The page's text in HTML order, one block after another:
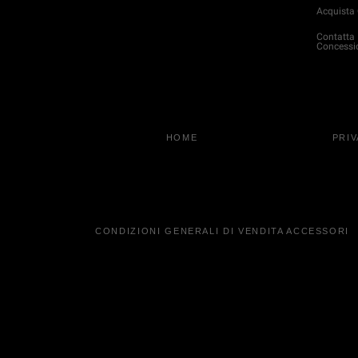
Acquista
Contatta
HOME
CONDIZIONI GENERALI DI VENDITA ACCESSORI